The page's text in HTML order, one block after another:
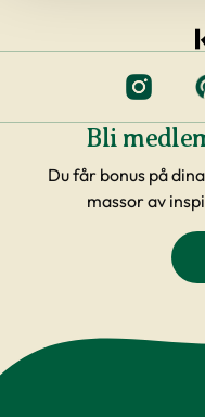
Bli
Du får bonus på
massor av